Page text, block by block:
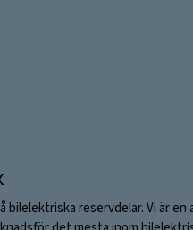
reservdelar. Vi är en